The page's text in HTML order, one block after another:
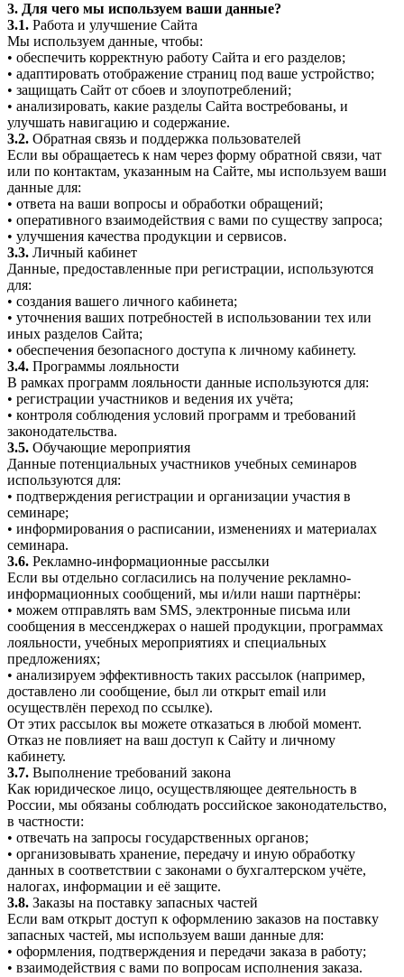
3. Для чего мы используем ваши данные?
3.1. Работа и улучшение Сайта
Мы используем данные, чтобы:
• обеспечить корректную работу Сайта и его разделов;
• адаптировать отображение страниц под ваше устройство;
• защищать Сайт от сбоев и злоупотреблений;
• анализировать, какие разделы Сайта востребованы, и
улучшать навигацию и содержание.
3.2. Обратная связь и поддержка пользователей
Если вы обращаетесь к нам через форму обратной связи, чат
или по контактам, указанным на Сайте, мы используем ваши
данные для:
• ответа на ваши вопросы и обработки обращений;
• оперативного взаимодействия с вами по существу запроса;
• улучшения качества продукции и сервисов.
3.3. Личный кабинет
Данные, предоставленные при регистрации, используются
для:
• создания вашего личного кабинета;
• уточнения ваших потребностей в использовании тех или
иных разделов Сайта;
• обеспечения безопасного доступа к личному кабинету.
3.4. Программы лояльности
В рамках программ лояльности данные используются для:
• регистрации участников и ведения их учёта;
• контроля соблюдения условий программ и требований
законодательства.
3.5. Обучающие мероприятия
Данные потенциальных участников учебных семинаров
используются для:
• подтверждения регистрации и организации участия в
семинаре;
• информирования о расписании, изменениях и материалах
семинара.
3.6. Рекламно-информационные рассылки
Если вы отдельно согласились на получение рекламно-
информационных сообщений, мы и/или наши партнёры:
• можем отправлять вам SMS, электронные письма или
сообщения в мессенджерах о нашей продукции, программах
лояльности, учебных мероприятиях и специальных
предложениях;
• анализируем эффективность таких рассылок (например,
доставлено ли сообщение, был ли открыт email или
осуществлён переход по ссылке).
От этих рассылок вы можете отказаться в любой момент.
Отказ не повлияет на ваш доступ к Сайту и личному
кабинету.
3.7. Выполнение требований закона
Как юридическое лицо, осуществляющее деятельность в
России, мы обязаны соблюдать российское законодательство,
в частности:
• отвечать на запросы государственных органов;
• организовывать хранение, передачу и иную обработку
данных в соответствии с законами о бухгалтерском учёте,
налогах, информации и её защите.
3.8. Заказы на поставку запасных частей
Если вам открыт доступ к оформлению заказов на поставку
запасных частей, мы используем ваши данные для:
• оформления, подтверждения и передачи заказа в работу;
• взаимодействия с вами по вопросам исполнения заказа.